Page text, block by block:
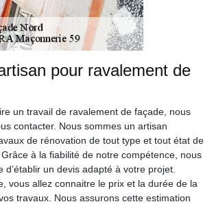
pour ravalement de
un travail de ravalement de façade, nous
contacter. Nous sommes un artisan
de rénovation de tout type et tout état de
Grâce à la fiabilité de notre compétence, nous
d’établir un devis adapté à votre projet.
vous allez connaitre le prix et la durée de la
travaux. Nous assurons cette estimation